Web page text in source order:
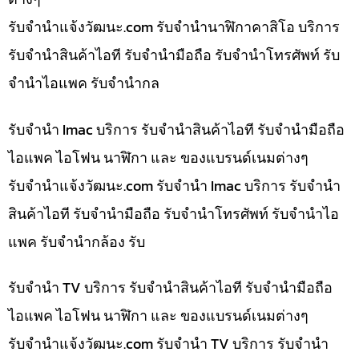
รับจํานําแจ้งวัฒนะ.com รับจำนำนาฬิกาคาสิโอ บริการ
รับจำนำสินค้าไอที รับจำนำมือถือ รับจำนำโทรศัพท์ รับ
จำนำไอแพค รับจำนำกล
รับจำนำ Imac บริการ รับจำนำสินค้าไอที รับจำนำมือถือ
ไอแพค ไอโฟน นาฬิกา และ ของแบรนด์เนมต่างๆ
รับจํานําแจ้งวัฒนะ.com รับจำนำ Imac บริการ รับจำนำ
สินค้าไอที รับจำนำมือถือ รับจำนำโทรศัพท์ รับจำนำไอ
แพค รับจำนำกล้อง รับ
รับจำนำ TV บริการ รับจำนำสินค้าไอที รับจำนำมือถือ
ไอแพค ไอโฟน นาฬิกา และ ของแบรนด์เนมต่างๆ
รับจํานําแจ้งวัฒนะ.com รับจำนำ TV บริการ รับจำนำ